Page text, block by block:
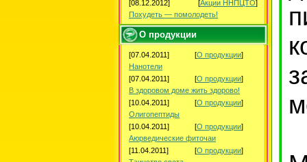
[08.12.2012]
[Акции ННПЦТО]
Похудеть — помолодеть!
О продукции
[07.04.2011] [О продукции]
Нанотели
[07.04.2011]
[О продукции]
В здоровом доме жить здорово!
[10.04.2011]
[О продукции]
Олигопептиды
[10.04.2011]
[О продукции]
Аюрведические фиточаи
[11.04.2011]
[О продукции]